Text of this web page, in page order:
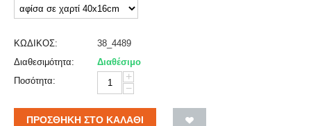
ΚΩΔΙΚΟΣ:
38_4489
Διαθεσιμότητα:
Διαθέσιμο
Ποσότητα:
+
−
ΠΡΟΣΘΉΚΗ ΣΤΟ ΚΑΛΆΘΙ